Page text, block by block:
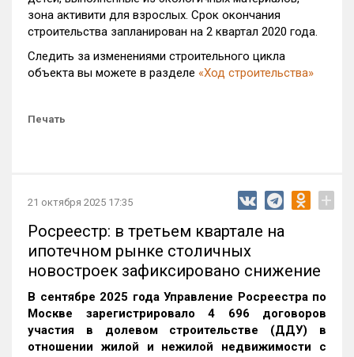
зона активити для взрослых. Срок окончания
строительства запланирован на 2 квартал 2020 года.
Следить за изменениями строительного цикла
объекта вы можете в разделе «Ход строительства»
Печать
21 октября 2025 17:35 +
Росреестр: в третьем квартале на
ипотечном рынке столичных
новостроек зафиксировано снижение
В сентябре 2025 года Управление Росреестра по
Москве зарегистрировало 4 696 договоров
участия в долевом строительстве (ДДУ) в
отношении жилой и нежилой недвижимости с